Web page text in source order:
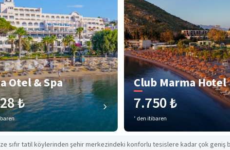
Otel & Spa
₺
Club Marma Hotel
7.750 ₺
’ den itibaren
sıfır tatil köylerinden şehir merkezindeki konforlu tesislere kadar çok geniş